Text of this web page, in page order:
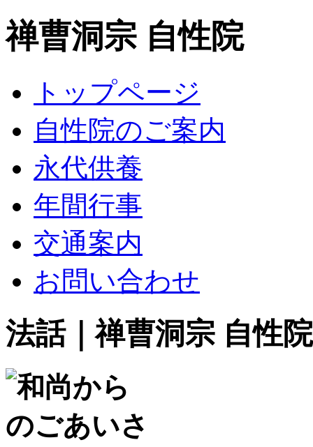
禅曹洞宗 自性院
トップページ
自性院のご案内
永代供養
年間行事
交通案内
お問い合わせ
法話｜禅曹洞宗 自性院